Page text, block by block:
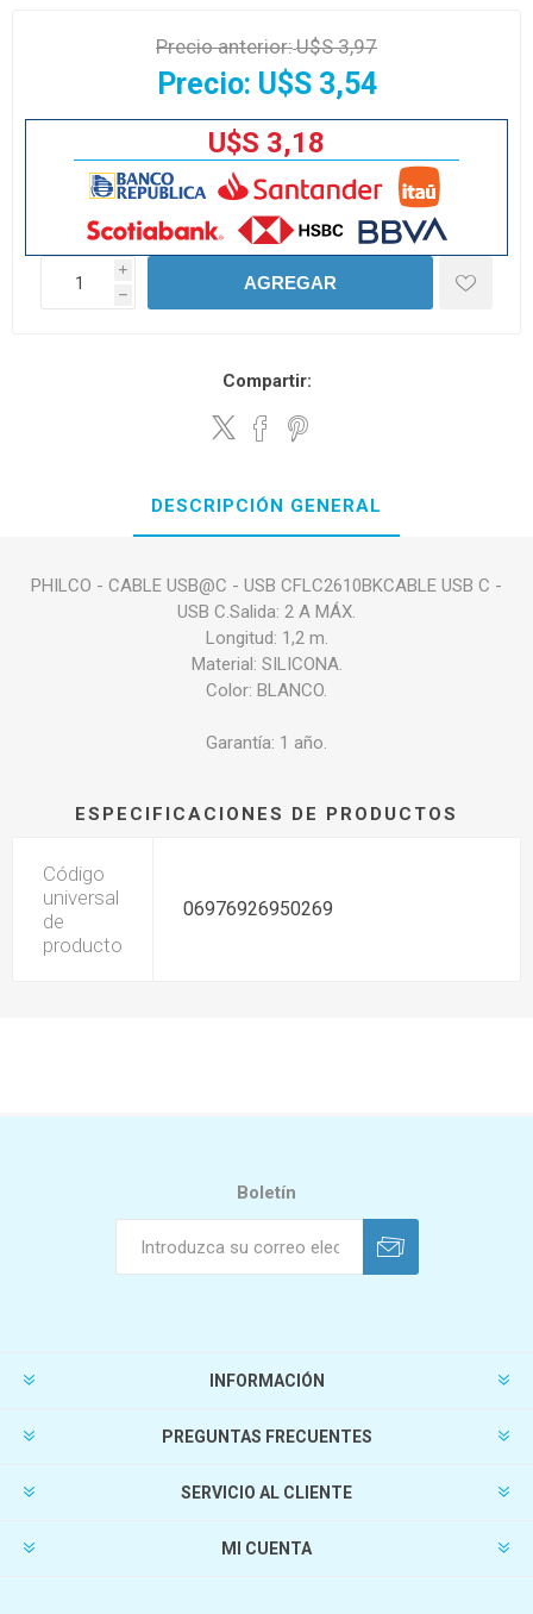
Precio anterior:U$S 3,97
Precio: U$S 3,54
U$S 3,18
i
h
AGREGAR
Compartir:
DESCRIPCIÓN GENERAL
PHILCO - CABLE USB@C - USB CFLC2610BKCABLE USB C -
USB C.Salida: 2 A MÁX.
Longitud: 1,2 m.
Material: SILICONA.
Color: BLANCO.
Garantía: 1 año.
ESPECIFICACIONES DE PRODUCTOS
Código
universal
de
producto
06976926950269
Boletín
INFORMACIÓN
PREGUNTAS FRECUENTES
SERVICIO AL CLIENTE
MI CUENTA